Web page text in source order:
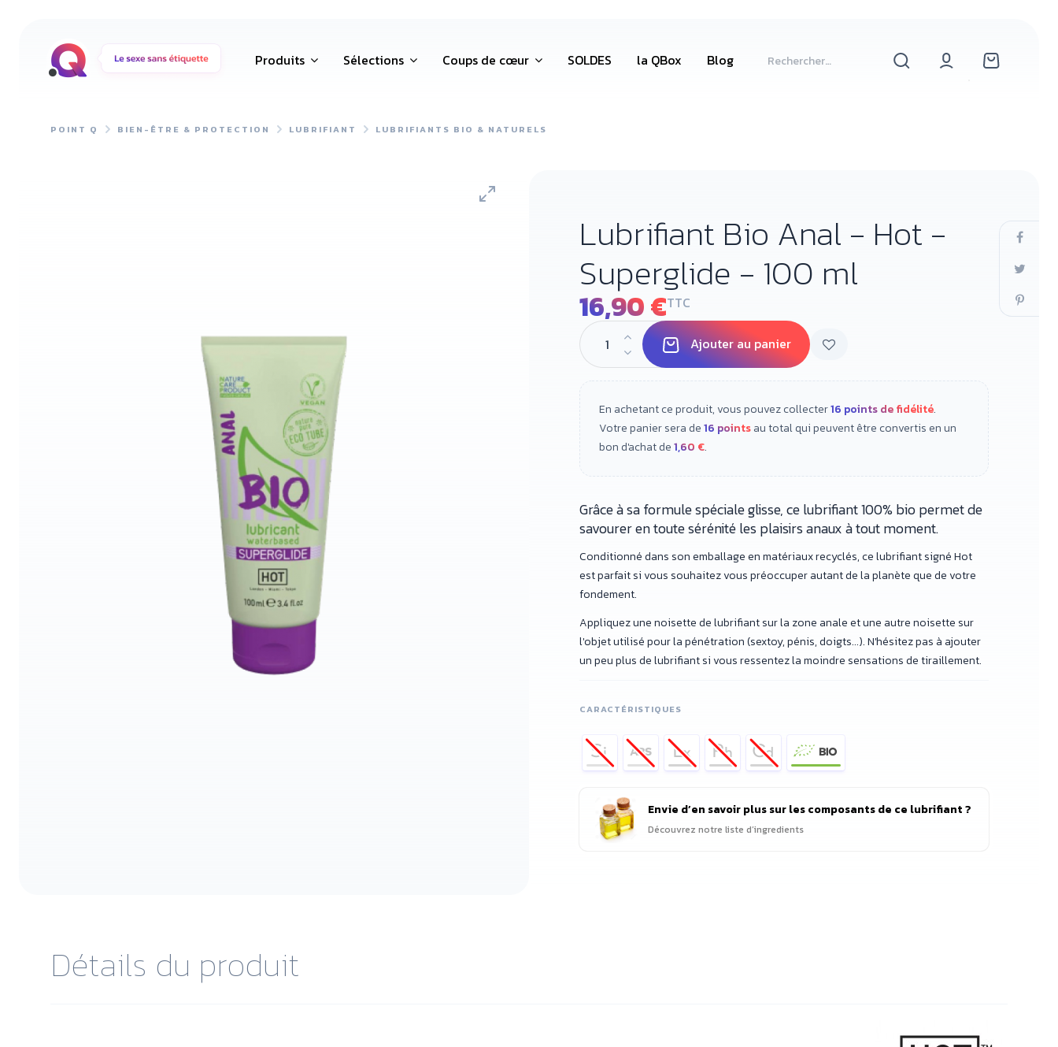
Produits Sélections Coups de cœur SOLDES la QBox Blog
POINT Q BIEN-ÊTRE & PROTECTION LUBRIFIANT LUBRIFIANTS BIO & NATURELS
Lubrifiant Bio Anal - Hot -
Superglide - 100 ml
16,90 €TTC
Ajouter au panier
En achetant ce produit, vous pouvez collecter16 points de fidélité.
Votre panier sera de16 pointsau total qui peuvent être convertis en un
bon d'achat de1,60 €.
Grâce à sa formule spéciale glisse, ce lubrifiant 100% bio permet de
savourer en toute sérénité les plaisirs anaux à tout moment.
Conditionné dans son emballage en matériaux recyclés, ce lubrifiant signé Hot
est parfait si vous souhaitez vous préoccuper autant de la planète que de votre
fondement.
Appliquez une noisette de lubrifiant sur la zone anale et une autre noisette sur
l'objet utilisé pour la pénétration (sextoy, pénis, doigts...). N'hésitez pas à ajouter
un peu plus de lubrifiant si vous ressentez la moindre sensations de tiraillement.
CARACTÉRISTIQUES
Envie d’en savoir plus sur les composants de ce lubrifiant ?
Découvrez notre liste d’ingredients
Détails du produit